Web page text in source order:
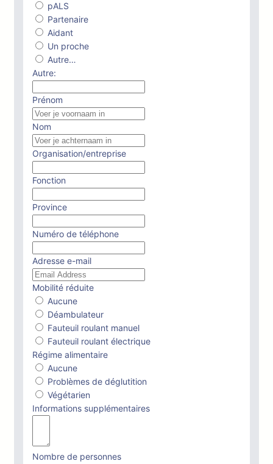
pALS
Partenaire
Aidant
Un proche
Autre…
Autre:
Prénom
Nom
Organisation/entreprise
Fonction
Province
Numéro de téléphone
Adresse e-mail
Mobilité réduite
Aucune
Déambulateur
Fauteuil roulant manuel
Fauteuil roulant électrique
Régime alimentaire
Aucune
Problèmes de déglutition
Végétarien
Informations supplémentaires
Nombre de personnes